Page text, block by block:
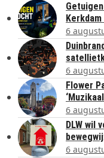
6
6
Flower
6
DLW wil
6